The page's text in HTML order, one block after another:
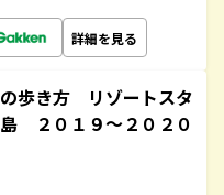
詳細を見る
歩き方 リゾートスタ
２０１９～２０２０